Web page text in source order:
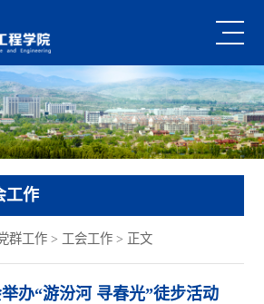
工作
群工作 > 工会工作 > 正文
办“游汾河 寻春光”徒步活动